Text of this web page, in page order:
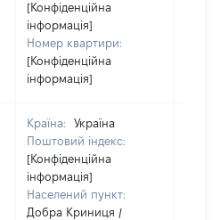
[Конфіденційна
інформація]
Номер квартири:
[Конфіденційна
інформація]
Країна:
Україна
Поштовий індекс:
[Конфіденційна
інформація]
Населений пункт:
Добра Криниця /